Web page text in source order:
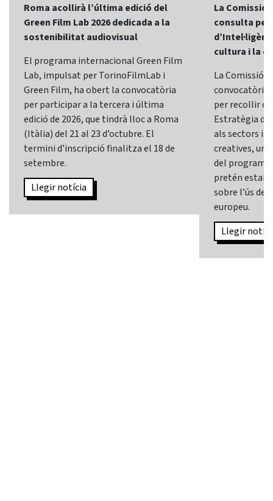
Roma acollirà l’última edició del
Green Film Lab 2026 dedicada a la
sostenibilitat audiovisual
El programa internacional Green Film
Lab, impulsat per TorinoFilmLab i
Green Film, ha obert la convocatòria
per participar a la tercera i última
edició de 2026, que tindrà lloc a Roma
(Itàlia) del 21 al 23 d’octubre. El
termini d’inscripció finalitza el 18 de
setembre.
Llegir notícia
La Comissió
consulta
cultura i la
La Comissió
convocatòria
per recollir
Estratègia
als sectors i
creatives,
del programa
pretén
sobre l’ús de
europeu.
Llegir